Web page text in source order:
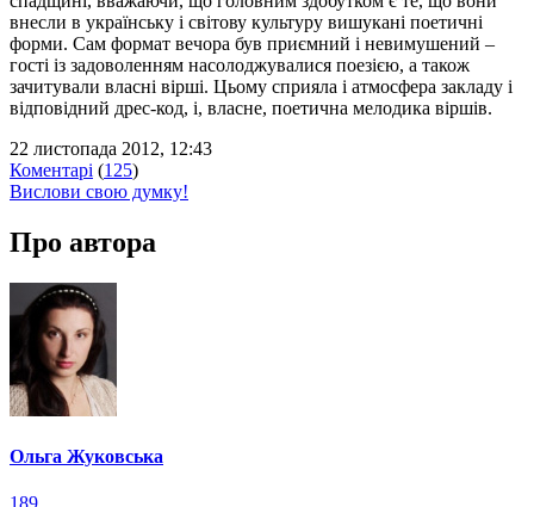
внесли в українську і світову культуру вишукані поетичні
форми. Сам формат вечора був приємний і невимушений –
гості із задоволенням насолоджувалися поезією, а також
зачитували власні вірші. Цьому сприяла і атмосфера закладу і
відповідний дрес-код, і, власне, поетична мелодика віршів.
22 листопада 2012, 12:43
Коментарі (125)
Вислови свою думку!
Про автора
Ольга Жуковська